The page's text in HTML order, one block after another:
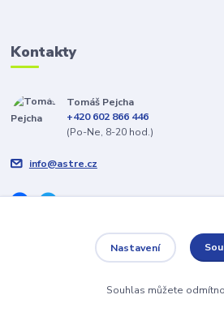
Kontakty
Tomáš Pejcha
+420 602 866 446
(Po-Ne, 8-20 hod.)
info@astre.cz
Vytvořeno na
Eshop-
Nastavení
Souhlas můžete